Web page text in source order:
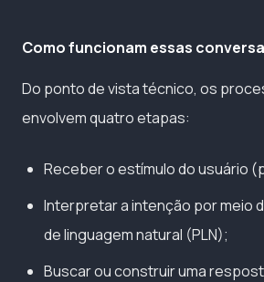
Como funcionam essas
Do ponto de vista técnico, os
envolvem quatro etapas:
Receber o estímulo do usuário
Interpretar a intenção por meio
de linguagem natural (PLN);
Buscar ou construir uma